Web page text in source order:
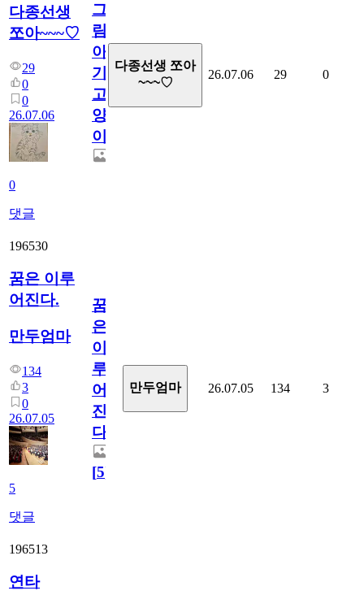
다종선생
쪼아~~~♡
29
0
0
26.07.06
0
댓글
그
림...
아
기
고
양
이
다종선생 쪼아
~~~♡
26.07.06 29 0
196530
꿈은 이루
어진다.
만두엄마
134
3
0
26.07.05
5
댓글
꿈
은
이
루
어
진
다.
[5]
만두엄마 26.07.05 134 3
196513
연타